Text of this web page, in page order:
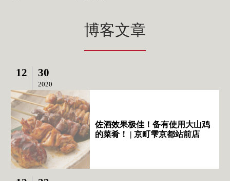
博客文章
12 30
2020
佐酒效果极佳！备有使用大山鸡
的菜肴！ | 京町雫京都站前店